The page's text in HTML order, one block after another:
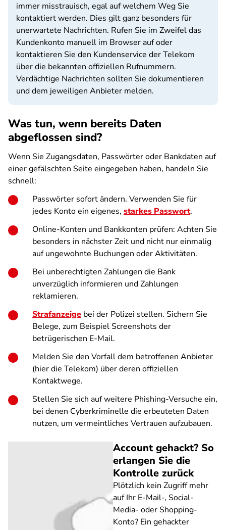
immer misstrauisch, egal auf welchem Weg Sie
kontaktiert werden. Dies gilt ganz besonders für
unerwartete Nachrichten. Rufen Sie im Zweifel das
Kundenkonto manuell im Browser auf oder
kontaktieren Sie den Kundenservice der Telekom
über die bekannten offiziellen Rufnummern.
Verdächtige Nachrichten sollten Sie dokumentieren
und dem jeweiligen Anbieter melden.
Was tun, wenn bereits Daten
abgeflossen sind?
Wenn Sie Zugangsdaten, Passwörter oder Bankdaten auf
einer gefälschten Seite eingegeben haben, handeln Sie
schnell:
Passwörter sofort ändern. Verwenden Sie für
jedes Konto ein eigenes, starkes Passwort.
Online-Konten und Bankkonten prüfen: Achten Sie
besonders in nächster Zeit und nicht nur einmalig
auf ungewohnte Buchungen oder Aktivitäten.
Bei unberechtigten Zahlungen die Bank
unverzüglich informieren und Zahlungen
reklamieren.
Strafanzeige bei der Polizei stellen. Sichern Sie
Belege, zum Beispiel Screenshots der
betrügerischen E-Mail.
Melden Sie den Vorfall dem betroffenen Anbieter
(hier die Telekom) über deren offiziellen
Kontaktwege.
Stellen Sie sich auf weitere Phishing-Versuche ein,
bei denen Cyberkriminelle die erbeuteten Daten
nutzen, um vermeintliches Vertrauen aufzubauen.
Account gehackt? So
erlangen Sie die
Kontrolle zurück
Plötzlich kein Zugriff mehr
auf Ihr E-Mail-, Social-
Media- oder Shopping-
Konto? Ein gehackter